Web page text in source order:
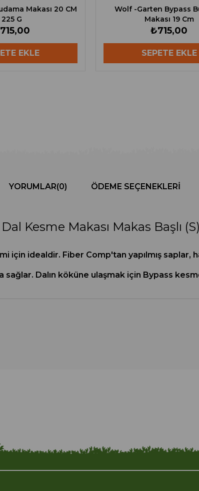
Makası 20 CM
225 G
EKLE
Wolf -Garten Bypass
Makası 19 Cm
₺715,00
SEPETE EKLE
YORUMLAR(0) ÖDEME SEÇENEKLERI
Kesme Makası Makas Başlı
için idealdir. Fiber Comp'tan yapılmış saplar,
sağlar. Dalın köküne ulaşmak için Bypass